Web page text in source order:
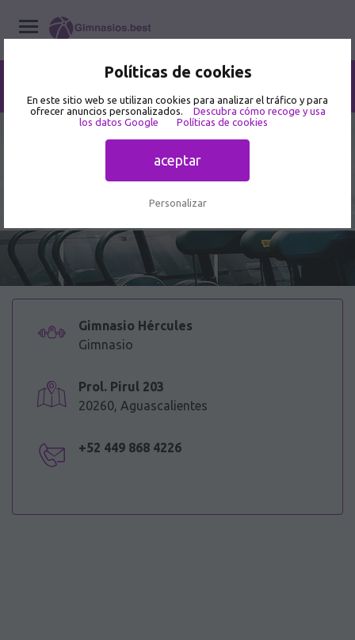
Políticas de cookies
En este sitio web se utilizan cookies para analizar el tráfico y para
ofrecer anuncios personalizados.
Descubra cómo recoge y usa
los datos Google
Políticas de cookies
aceptar
Personalizar
Aguascalientes /Aguascalientes
Gimnasio Hércules
Gimnasio Hércules - Gimnasio en
Gimnasio Hércules
Gimnasio
Prol. Pirul 203
20260, Aguascalientes
+52 449 868 4226